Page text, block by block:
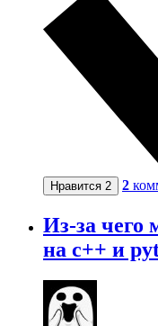
Нравится 2 2
Из-за чего
на с++ и